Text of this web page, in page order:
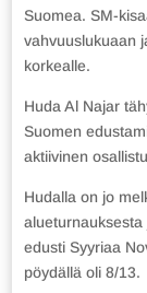
Suomea. SM-
vahvuuslukuaan
korkealle.
Huda Al Najar
Suomen
aktiivinen
Hudalla on jo
alueturnauksesta
edusti Syyriaa
pöydällä oli 8/13.